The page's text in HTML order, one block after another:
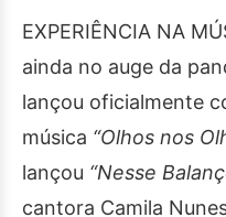
EXPERIÊNCIA NA
ainda no auge da
lançou oficialmente
música “Olhos nos
lançou “Nesse
cantora Camila